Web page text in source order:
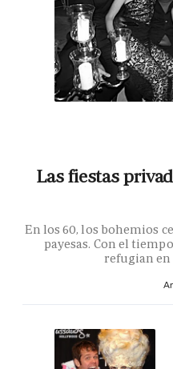
Las fiestas
En los 60, los bohemios
payesas. Con el
refugian en